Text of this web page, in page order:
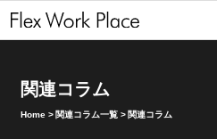
関連コラム
Home > 関連コラム一覧 > 関連コラム